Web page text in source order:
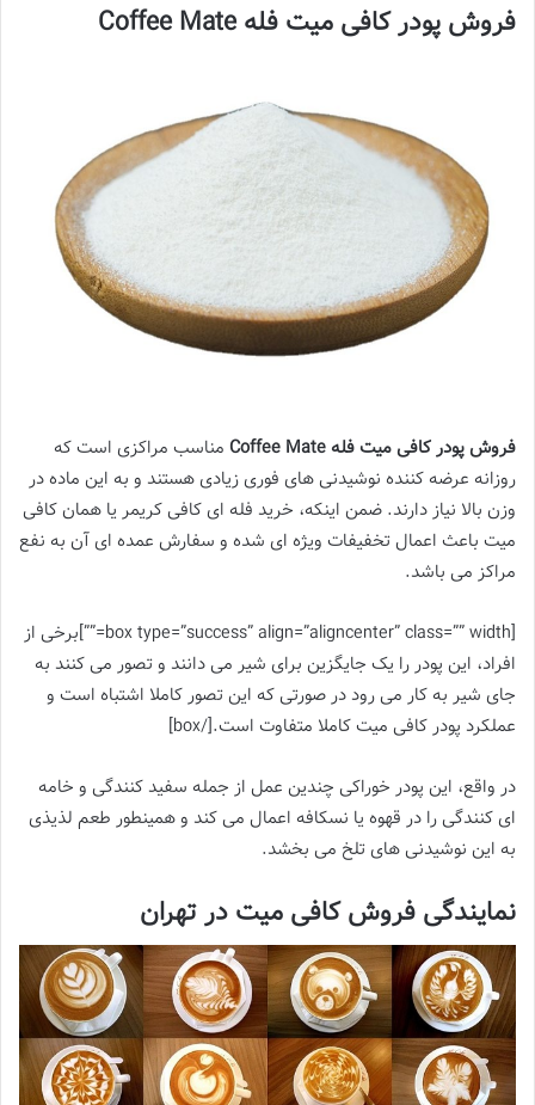
فروش پودر کافی میت فله Coffee Mate
فروش پودر کافی میت فله Coffee Mate
مناسب مراکزی است که
روزانه عرضه کننده نوشیدنی های فوری زیادی هستند و به این ماده در
وزن بالا نیاز دارند. ضمن اینکه، خرید فله ای کافی کریمر یا همان کافی
میت باعث اعمال تخفیفات ویژه ای شده و سفارش عمده ای آن به نفع
مراکز می باشد.
[box type=”success” align=”aligncenter” class=”” width=””]برخی از
افراد، این پودر را یک جایگزین برای شیر می دانند و تصور می کنند به
جای شیر به کار می رود در صورتی که این تصور کاملا اشتباه است و
عملکرد پودر کافی میت کاملا متفاوت است.[/box]
در واقع، این پودر خوراکی چندین عمل از جمله سفید کنندگی و خامه
ای کنندگی را در قهوه یا نسکافه اعمال می کند و همینطور طعم لذیذی
به این نوشیدنی های تلخ می بخشد.
نمایندگی فروش کافی میت در تهران